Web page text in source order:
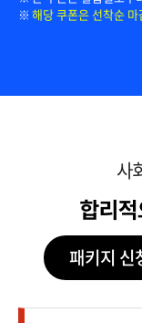
해당 쿠폰은 선착순
사
패키지 신